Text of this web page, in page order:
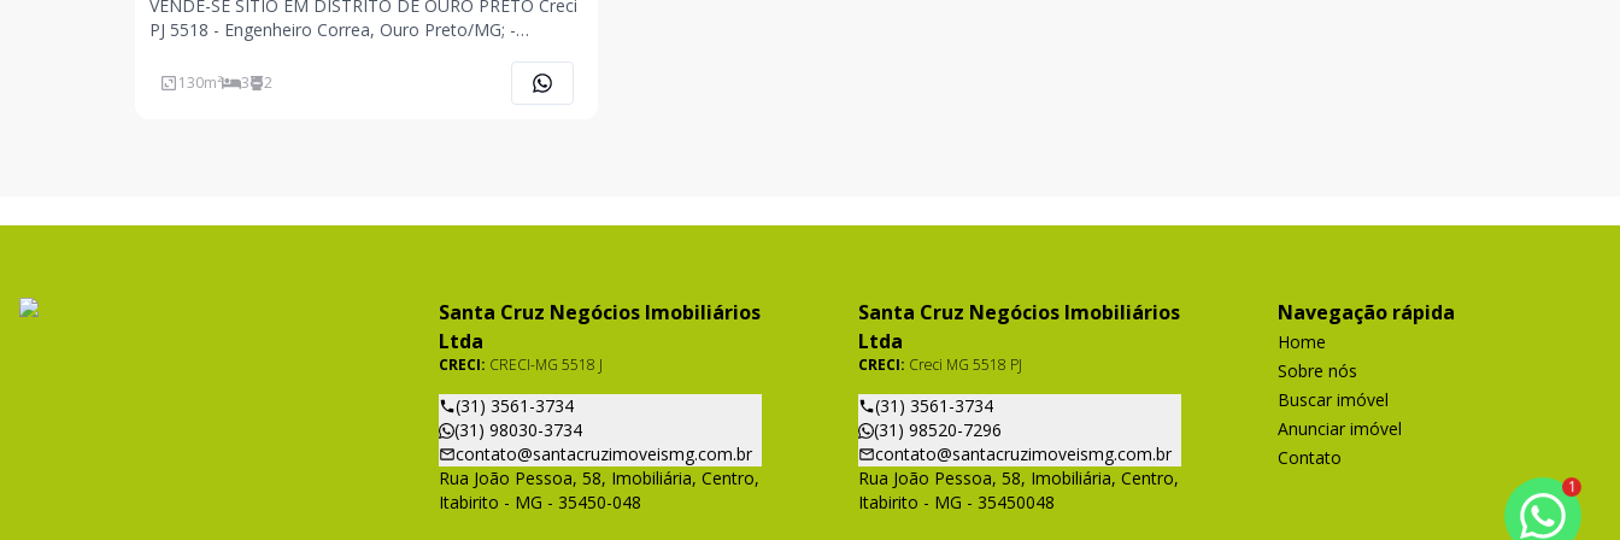
VENDE-SE SÍTIO EM DISTRITO DE OURO PRETO Creci
PJ 5518 - Engenheiro Correa, Ouro Preto/MG; -
Aproximadamente 130,00 m² de área construída -
Maravilhoso sítio, localizado em distrito de Ouro
130m² 3 2
Santa Cruz Negócios Imobiliários
Ltda
CRECI: CRECI-MG 5518 J
(31) 3561-3734
(31) 98030-3734
contato@santacruzimoveismg.com.br
Rua João Pessoa, 58, Imobiliária, Centro,
Itabirito - MG - 35450-048
Santa Cruz Negócios Imobiliários
Ltda
CRECI: Creci MG 5518 PJ
(31) 3561-3734
(31) 98520-7296
contato@santacruzimoveismg.com.br
Rua João Pessoa, 58, Imobiliária, Centro,
Itabirito - MG - 35450048
Navegação rápida
Home
Sobre nós
Buscar imóvel
Anunciar imóvel
Contato
1